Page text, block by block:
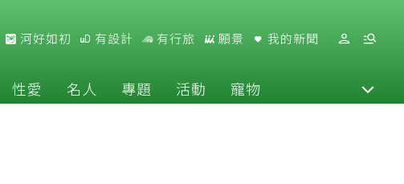
河好如初 有設計 有行旅 願景 我的新聞
性愛 名人 專題 活動 寵物